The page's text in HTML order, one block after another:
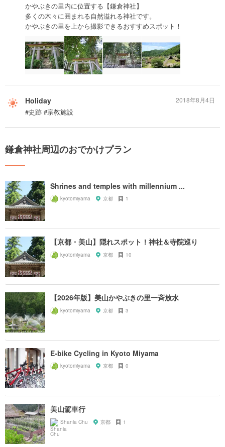
かやぶきの里内に位置する【鎌倉神社】
多くの木々に囲まれる自然溢れる神社です。
かやぶきの里を上から撮影できるおすすめスポット！
Holiday
#史跡 #宗教施設
2018年8月4日
鎌倉神社周辺のおでかけプラン
Shrines and temples with millennium ...
kyotomiyama 京都 1
【京都・美山】隠れスポット！神社＆寺院巡り
kyotomiyama 京都 10
【2026年版】美山かやぶきの里一斉放水
kyotomiyama 京都 3
E-bike Cycling in Kyoto Miyama
kyotomiyama 京都 0
美山駕車行
Shania Chu 京都 1